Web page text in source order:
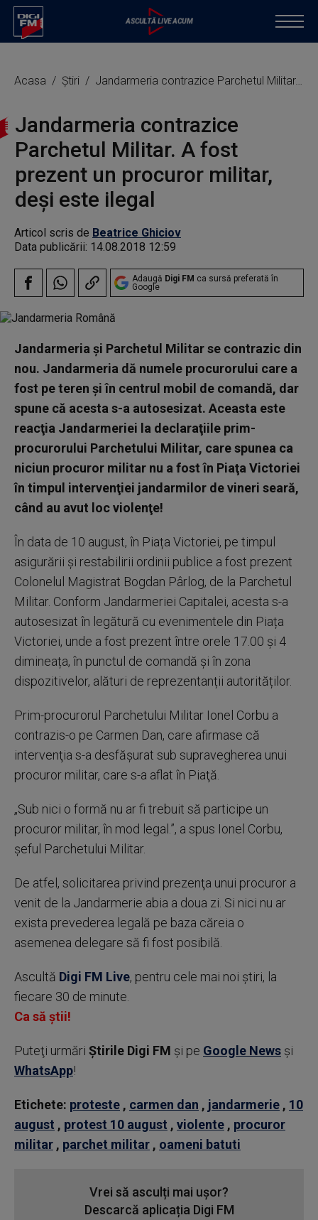
Acasa Știri Jandarmeria contrazice Parchetul Militar. A fost prezent un procuror militar, deși este ilegal
Jandarmeria contrazice
Parchetul Militar. A fost
prezent un procuror militar,
deși este ilegal
Articol scris de Beatrice Ghiciov
Data publicării: 14.08.2018 12:59
Adaugă Digi FM ca sursă preferată în
Google
Jandarmeria și Parchetul Militar se contrazic din
nou. Jandarmeria dă numele procurorului care a
fost pe teren și în centrul mobil de comandă, dar
spune că acesta s-a autosesizat. Aceasta este
reacţia Jandarmeriei la declaraţiile prim-
procurorului Parchetului Militar, care spunea ca
niciun procuror militar nu a fost în Piaţa Victoriei
în timpul intervenţiei jandarmilor de vineri seară,
când au avut loc violenţe!
În data de 10 august, în Piața Victoriei, pe timpul
asigurării și restabilirii ordinii publice a fost prezent
Colonelul Magistrat Bogdan Pârlog, de la Parchetul
Militar. Conform Jandarmeriei Capitalei, acesta s-a
autosesizat în legătură cu evenimentele din Piața
Victoriei, unde a fost prezent între orele 17.00 și 4
dimineața, în punctul de comandă și în zona
dispozitivelor, alături de reprezentanții autorităților.
Prim-procurorul Parchetului Militar Ionel Corbu a
contrazis-o pe Carmen Dan, care afirmase că
intervenţia s-a desfăşurat sub supravegherea unui
procuror militar, care s-a aflat în Piaţă.
„Sub nici o formă nu ar fi trebuit să participe un
procuror militar, în mod legal.”, a spus Ionel Corbu,
șeful Parchetului Militar.
De atfel, solicitarea privind prezenţa unui procuror a
venit de la Jandarmerie abia a doua zi. Si nici nu ar
exista prevederea legală pe baza căreia o
asemenea delegare să fi fost posibilă.
Ascultă Digi FM Live, pentru cele mai noi știri, la
fiecare 30 de minute.
Ca să știi!
Puteţi urmări Știrile Digi FM şi pe Google News şi
WhatsApp!
Etichete: proteste , carmen dan , jandarmerie , 10
august , protest 10 august , violente , procuror
militar , parchet militar , oameni batuti
Vrei să asculți mai ușor?
Descarcă aplicația Digi FM